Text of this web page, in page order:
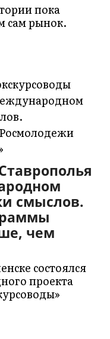
пока
сам рынок.
смыслов.
чем
состоялся
проекта